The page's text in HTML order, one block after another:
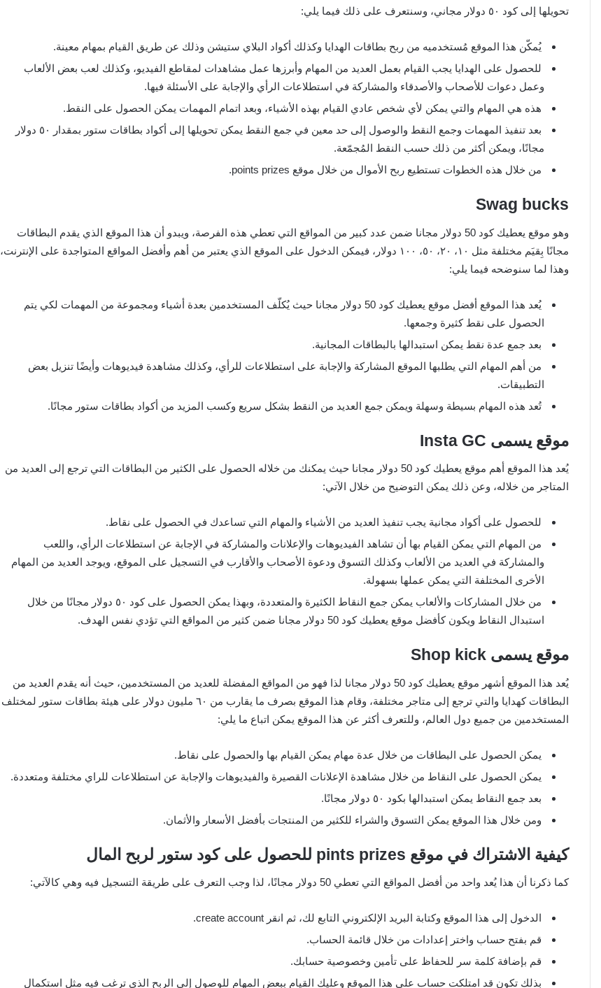
تحويلها إلى كود ٥٠ دولار مجاني، وسنتعرف على ذلك فيما يلي:
يُمكّن هذا الموقع مُستخدميه من ربح بطاقات الهدايا وكذلك أكواد البلاي ستيشن وذلك عن طريق القيام بمهام معينة.
للحصول على الهدايا يجب القيام بعمل العديد من المهام وأبرزها عمل مشاهدات لمقاطع الفيديو، وكذلك لعب بعض الألعاب
وعمل دعوات للأصحاب والأصدقاء والمشاركة في استطلاعات الرأي والإجابة على الأسئلة فيها.
هذه هي المهام والتي يمكن لأي شخص عادي القيام بهذه الأشياء، وبعد اتمام المهمات يمكن الحصول على النقط.
بعد تنفيذ المهمات وجمع النقط والوصول إلى حد معين في جمع النقط يمكن تحويلها إلى أكواد بطاقات ستور بمقدار ٥٠ دولار
مجانًا، ويمكن أكثر من ذلك حسب النقط المُجمّعة.
من خلال هذه الخطوات تستطيع ربح الأموال من خلال موقع points prizes.
Swag bucks
وهو موقع يعطيك كود 50 دولار مجانا ضمن عدد كبير من المواقع التي تعطي هذه الفرصة، ويبدو أن هذا الموقع الذي يقدم البطاقات
مجانًا بِقيَم مختلفة مثل ١٠، ٢٠، ٥٠، ١٠٠ دولار، فيمكن الدخول على الموقع الذي يعتبر من أهم وأفضل المواقع المتواجدة على الإنترنت،
وهذا لما سنوضحه فيما يلي:
يُعد هذا الموقع أفضل موقع يعطيك كود 50 دولار مجانا حيث يُكلّف المستخدمين بعدة أشياء ومجموعة من المهمات لكي يتم
الحصول على نقط كثيرة وجمعها.
بعد جمع عدة نقط يمكن استبدالها بالبطاقات المجانية.
من أهم المهام التي يطلبها الموقع المشاركة والإجابة على استطلاعات للرأي، وكذلك مشاهدة فيديوهات وأيضًا تنزيل بعض
التطبيقات.
تُعد هذه المهام بسيطة وسهلة ويمكن جمع العديد من النقط بشكل سريع وكسب المزيد من أكواد بطاقات ستور مجانًا.
موقع يسمى Insta GC
يُعد هذا الموقع أهم موقع يعطيك كود 50 دولار مجانا حيث يمكنك من خلاله الحصول على الكثير من البطاقات التي ترجع إلى العديد من
المتاجر من خلاله، وعن ذلك يمكن التوضيح من خلال الآتي:
للحصول على أكواد مجانية يجب تنفيذ العديد من الأشياء والمهام التي تساعدك في الحصول على نقاط.
من المهام التي يمكن القيام بها أن تشاهد الفيديوهات والإعلانات والمشاركة في الإجابة عن استطلاعات الرأي، واللعب
والمشاركة في العديد من الألعاب وكذلك التسوق ودعوة الأصحاب والأقارب في التسجيل على الموقع، ويوجد العديد من المهام
الأخرى المختلفة التي يمكن عملها بسهولة.
من خلال المشاركات والألعاب يمكن جمع النقاط الكثيرة والمتعددة، وبهذا يمكن الحصول على كود ٥٠ دولار مجانًا من خلال
استبدال النقاط ويكون كأفضل موقع يعطيك كود 50 دولار مجانا ضمن كثير من المواقع التي تؤدي نفس الهدف.
موقع يسمى Shop kick
يُعد هذا الموقع أشهر موقع يعطيك كود 50 دولار مجانا لذا فهو من المواقع المفضلة للعديد من المستخدمين، حيث أنه يقدم العديد من
البطاقات كهدايا والتي ترجع إلى متاجر مختلفة، وقام هذا الموقع بصرف ما يقارب من ٦٠ مليون دولار على هيئة بطاقات ستور لمختلف
المستخدمين من جميع دول العالم، وللتعرف أكثر عن هذا الموقع يمكن اتباع ما يلي:
يمكن الحصول على البطاقات من خلال عدة مهام يمكن القيام بها والحصول على نقاط.
يمكن الحصول على النقاط من خلال مشاهدة الإعلانات القصيرة والفيديوهات والإجابة عن استطلاعات للراي مختلفة ومتعددة.
بعد جمع النقاط يمكن استبدالها بكود ٥٠ دولار مجانًا.
ومن خلال هذا الموقع يمكن التسوق والشراء للكثير من المنتجات بأفضل الأسعار والأثمان.
كيفية الاشتراك في موقع pints prizes للحصول على كود ستور لربح المال
كما ذكرنا أن هذا يُعد واحد من أفضل المواقع التي تعطي 50 دولار مجانًا، لذا وجب التعرف على طريقة التسجيل فيه وهي كالآتي:
الدخول إلى هذا الموقع وكتابة البريد الإلكتروني التابع لك، ثم انقر create account.
قم بفتح حساب واختر إعدادات من خلال قائمة الحساب.
قم بإضافة كلمة سر للحفاظ على تأمين وخصوصية حسابك.
بذلك تكون قد امتلكت حساب على هذا الموقع وعليك القيام ببعض المهام للوصول إلى الربح الذي ترغب فيه مثل استكمال